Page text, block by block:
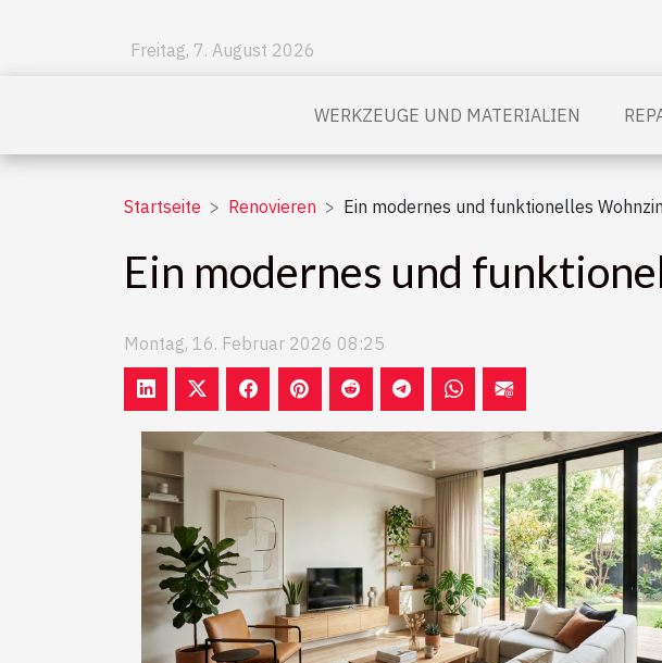
Freitag, 7. August 2026
WERKZEUGE UND MATERIALIEN
Startseite Renovieren Ein modernes und funktionelles
Ein modernes und
Montag, 16. Februar 2026 08:25